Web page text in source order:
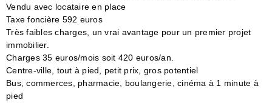
Vendu avec locataire en place
Taxe foncière 592 euros
Très faibles charges, un vrai avantage pour un premier projet
immobilier.
Charges 35 euros/mois soit 420 euros/an.
Centre-ville, tout à pied, petit prix, gros potentiel
Bus, commerces, pharmacie, boulangerie, cinéma à 1 minute à
pied